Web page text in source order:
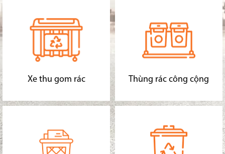
Xe thu gom rác Thùng rác công cộng